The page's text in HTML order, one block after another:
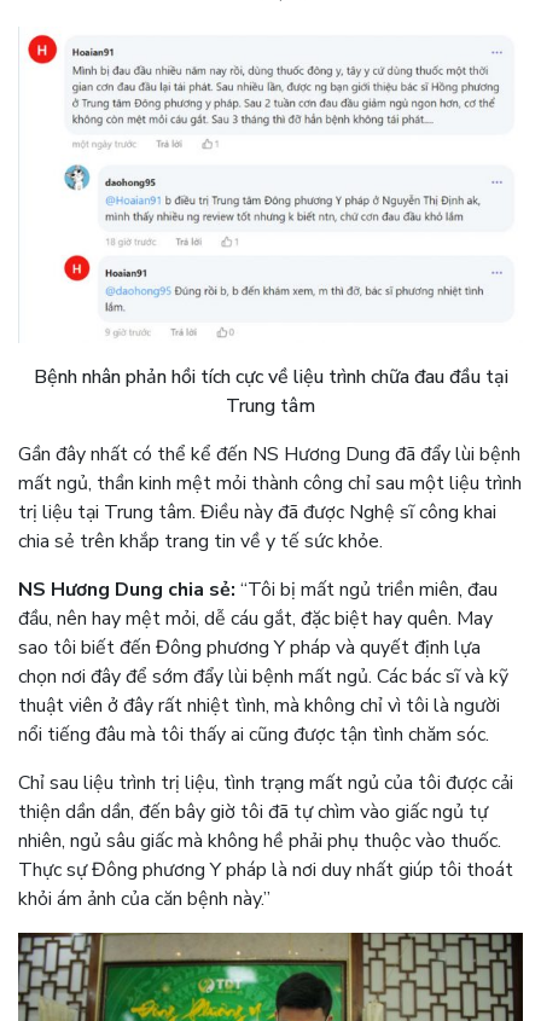
Bệnh nhân phản hồi tích cực về liệu trình chữa đau đầu tại
Trung tâm
Gần đây nhất có thể kể đến NS Hương Dung đã đẩy lùi bệnh
mất ngủ, thần kinh mệt mỏi thành công chỉ sau một liệu trình
trị liệu tại Trung tâm. Điều này đã được Nghệ sĩ công khai
chia sẻ trên khắp trang tin về y tế sức khỏe.
NS Hương Dung chia sẻ: “Tôi bị mất ngủ triền miên, đau
đầu, nên hay mệt mỏi, dễ cáu gắt, đặc biệt hay quên. May
sao tôi biết đến Đông phương Y pháp và quyết định lựa
chọn nơi đây để sớm đẩy lùi bệnh mất ngủ. Các bác sĩ và kỹ
thuật viên ở đây rất nhiệt tình, mà không chỉ vì tôi là người
nổi tiếng đâu mà tôi thấy ai cũng được tận tình chăm sóc.
Chỉ sau liệu trình trị liệu, tình trạng mất ngủ của tôi được cải
thiện dần dần, đến bây giờ tôi đã tự chìm vào giấc ngủ tự
nhiên, ngủ sâu giấc mà không hề phải phụ thuộc vào thuốc.
Thực sự Đông phương Y pháp là nơi duy nhất giúp tôi thoát
khỏi ám ảnh của căn bệnh này.”